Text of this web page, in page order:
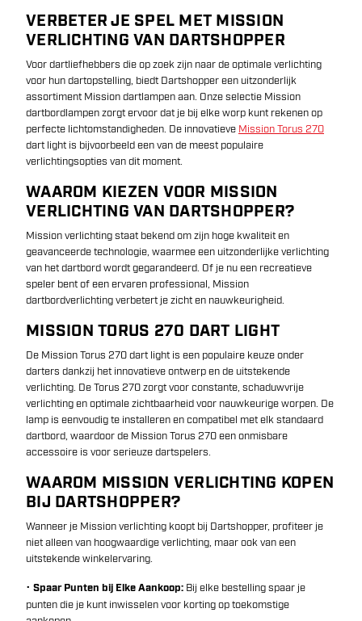
VERBETER JE SPEL MET MISSION
VERLICHTING VAN DARTSHOPPER
Voor dartliefhebbers die op zoek zijn naar de optimale verlichting
voor hun dartopstelling, biedt Dartshopper een uitzonderlijk
assortiment Mission dartlampen aan. Onze selectie Mission
dartbordlampen zorgt ervoor dat je bij elke worp kunt rekenen op
perfecte lichtomstandigheden. De innovatieve Mission Torus 270
dart light is bijvoorbeeld een van de meest populaire
verlichtingsopties van dit moment.
WAAROM KIEZEN VOOR MISSION
VERLICHTING VAN DARTSHOPPER?
Mission verlichting staat bekend om zijn hoge kwaliteit en
geavanceerde technologie, waarmee een uitzonderlijke verlichting
van het dartbord wordt gegarandeerd. Of je nu een recreatieve
speler bent of een ervaren professional, Mission
dartbordverlichting verbetert je zicht en nauwkeurigheid.
MISSION TORUS 270 DART LIGHT
De Mission Torus 270 dart light is een populaire keuze onder
darters dankzij het innovatieve ontwerp en de uitstekende
verlichting. De Torus 270 zorgt voor constante, schaduwvrije
verlichting en optimale zichtbaarheid voor nauwkeurige worpen. De
lamp is eenvoudig te installeren en compatibel met elk standaard
dartbord, waardoor de Mission Torus 270 een onmisbare
accessoire is voor serieuze dartspelers.
WAAROM MISSION VERLICHTING KOPEN
BIJ DARTSHOPPER?
Wanneer je Mission verlichting koopt bij Dartshopper, profiteer je
niet alleen van hoogwaardige verlichting, maar ook van een
uitstekende winkelervaring.
• Spaar Punten bij Elke Aankoop: Bij elke bestelling spaar je
punten die je kunt inwisselen voor korting op toekomstige